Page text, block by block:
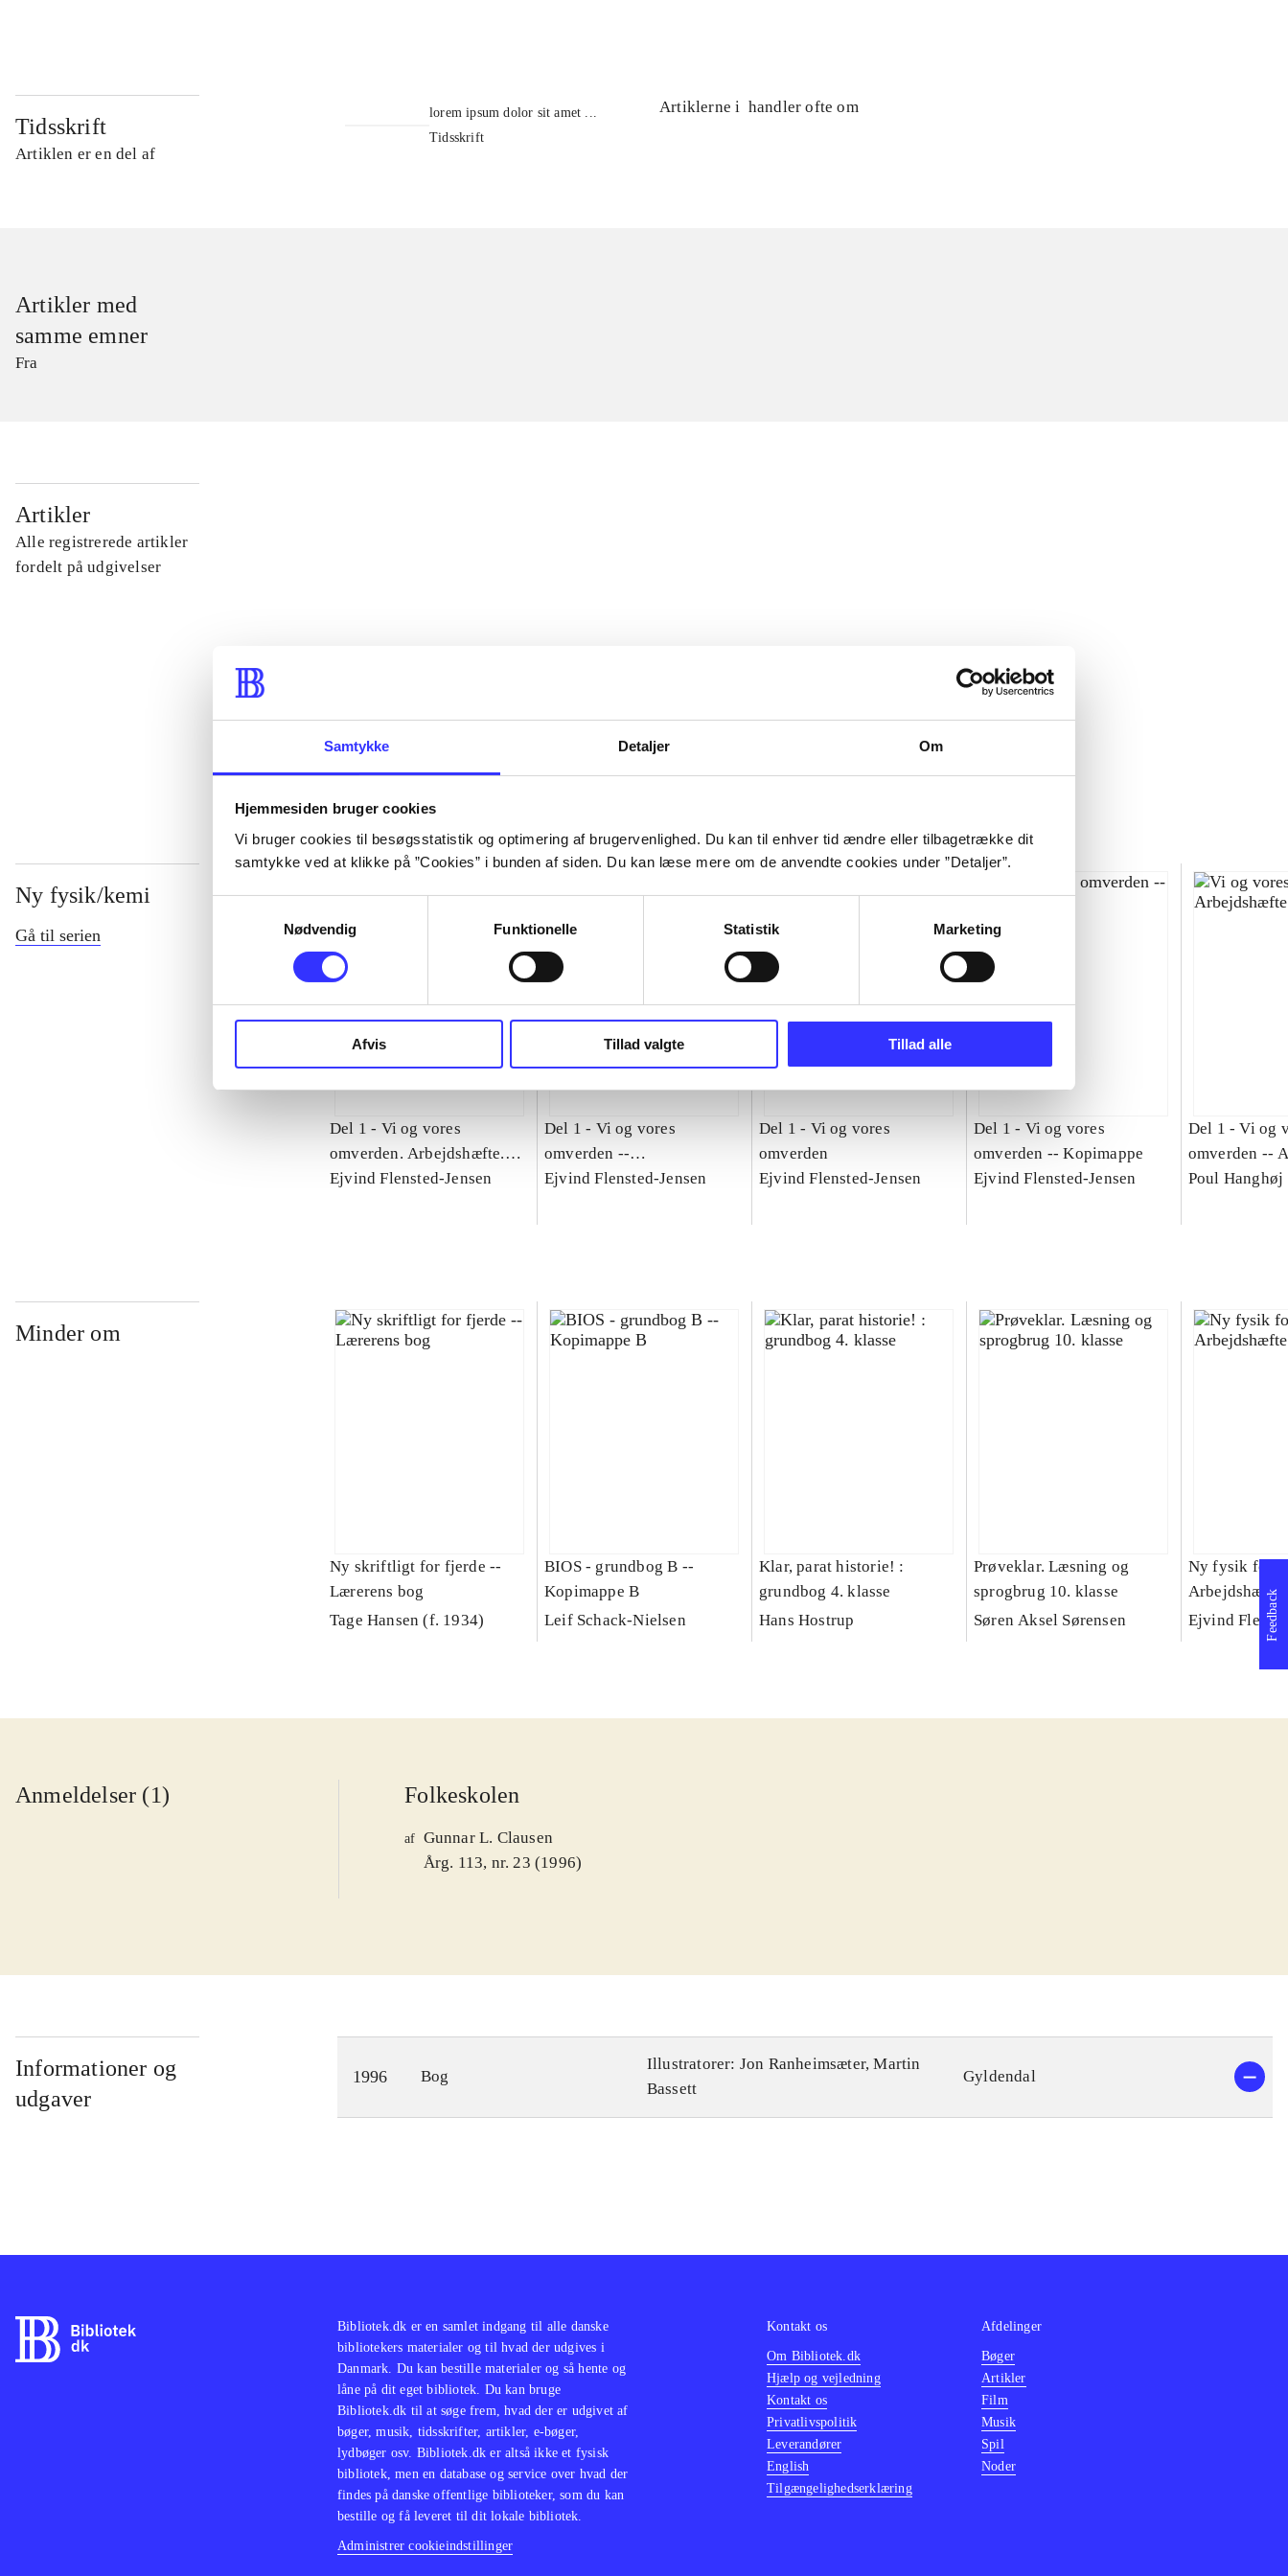
Samtykke Detaljer Om
Hjemmesiden bruger cookies
Vi bruger cookies til besøgsstatistik og optimering af brugervenlighed. Du kan til enhver tid ændre eller tilbagetrække dit
samtykke ved at klikke på ”Cookies” i bunden af siden. Du kan læse mere om de anvendte cookies under ”Detaljer”.
Nødvendig
Funktionelle Statistik Marketing
Afvis Tillad valgte Tillad alle
Tidsskrift
Artiklen er en del af
lorem ipsum dolor sit amet ...
Tidsskrift
Artiklerne i handler ofte om
Artikler med
samme emner
Fra
Artikler
Alle registrerede artikler
fordelt på udgivelser
...
Ny fysik/kemi
Gå til serien
Del 1 - Vi og vores
omverden. Arbejdshæfte.
tegninger: Jon
Ejvind Flensted-Jensen
Del 1 - Vi og vores
omverden --
Lærervejledning
Ejvind Flensted-Jensen
Del 1 - Vi og vores
omverden
Ejvind Flensted-Jensen
Del 1 - Vi og vores
omverden -- Kopimappe
Ejvind Flensted-Jensen
Del 1 -Vi og
omverden --
Poul Hanghøj
Minder om
Ny skriftligt for fjerde --
Lærerens bog
Tage Hansen (f. 1934)
BIOS - grundbog B --
Kopimappe B
Leif Schack-Nielsen
Klar, parat historie! :
grundbog 4. klasse
Hans Hostrup
Prøveklar. Læsning og
sprogbrug 10. klasse
Søren Aksel Sørensen
Ny fysik for
Arbejdshæfte
Ejvind
Anmeldelser (1) Folkeskolen
af Gunnar L. Clausen
Årg. 113, nr. 23 (1996)
Informationer og
udgaver
1996 Bog
Illustratorer: Jon Ranheimsæter, Martin
Bassett
Gyldendal
Feedback
Bibliotek.dk er en samlet indgang til alle danske
bibliotekers materialer og til hvad der udgives i
Danmark. Du kan bestille materialer og så hente og
låne på dit eget bibliotek. Du kan bruge
Bibliotek.dk til at søge frem, hvad der er udgivet af
bøger, musik, tidsskrifter, artikler, e-bøger,
lydbøger osv. Bibliotek.dk er altså ikke et fysisk
bibliotek, men en database og service over hvad der
findes på danske offentlige biblioteker, som du kan
bestille og få leveret til dit lokale bibliotek.
Administrer cookieindstillinger
Kontakt os
Om Bibliotek.dk
Hjælp og vejledning
Kontakt os
Privatlivspolitik
Leverandører
English
Tilgængelighedserklæring
Afdelinger
Bøger
Artikler
Film
Musik
Spil
Noder